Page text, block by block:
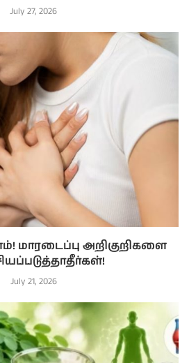
July 27, 2026
அறிகுறிகளை
July 21, 2026